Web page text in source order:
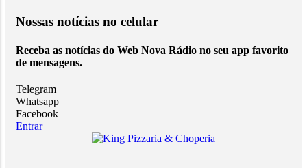
Nossas notícias no celular
Receba as notícias do Web Nova Rádio no seu app favorito
de mensagens.
Telegram
Whatsapp
Facebook
Entrar